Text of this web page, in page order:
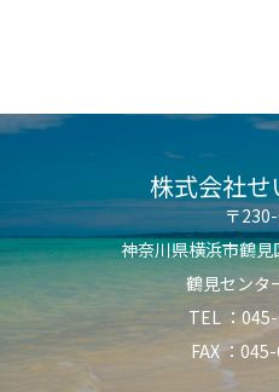
株式会社
〒
神奈川県横浜市鶴
鶴見センタ
TEL ：
FAX ：